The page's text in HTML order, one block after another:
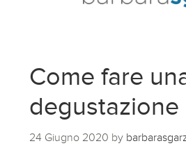
Come fare
degustazione
24 Giugno 2020 by